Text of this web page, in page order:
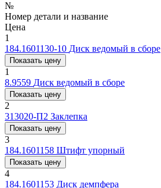
№
Номер детали и название
Цена
1
184.1601130-10 Диск ведомый в сборе
Показать цену
1
8.9559 Диск ведомый в сборе
Показать цену
2
313020-П2 Заклепка
Показать цену
3
184.1601158 Штифт упорный
Показать цену
4
184.1601153 Диск демпфера